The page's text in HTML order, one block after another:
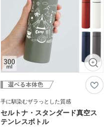
手に馴染むザラっとした質感
セルトナ・スタンダード真空ス
テンレスボトル
短納期キッチングッズ
ティッシュ・ボックスティ
ッシュ
収納グッズ
靴べら・バッグハンガー他
美容・コスメ
コスメポーチ
マスク(既製品)
名入れマスク(オリジナル印
刷)
ハンド・除菌関連グッズ
アウトドア 食器・調理器具
レジャーバッグ
トラベルグッズ
保冷剤・冷却パック・氷の
う